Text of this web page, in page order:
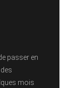
passer en
mois